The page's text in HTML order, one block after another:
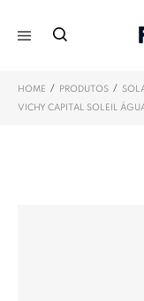
HOME / PRODUTOS /
VICHY CAPITAL SOLEIL